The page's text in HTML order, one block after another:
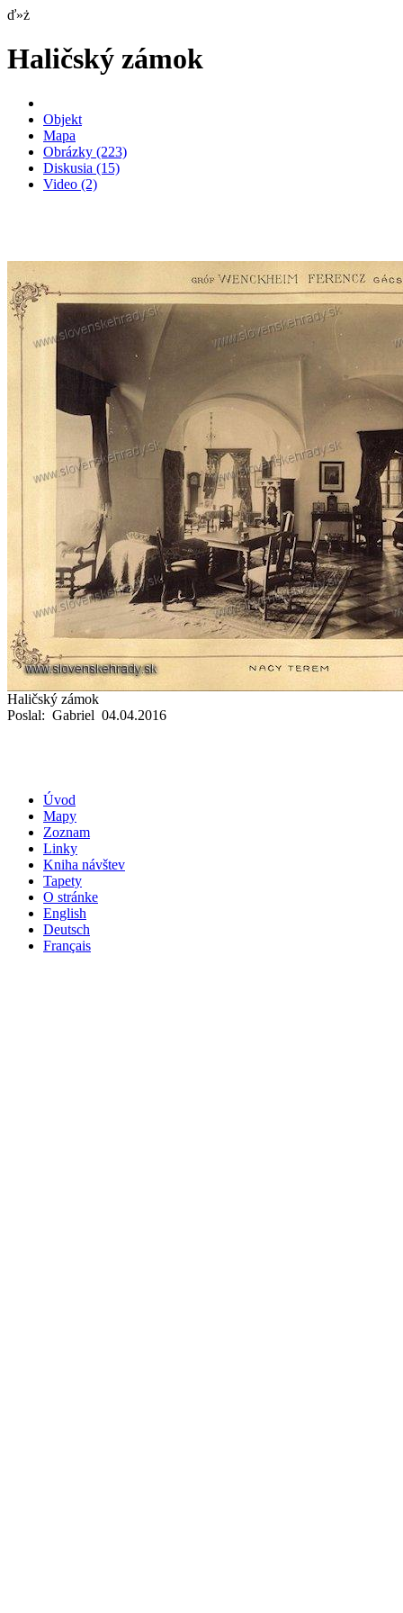
ď»ż
Haličský zámok
Objekt
Mapa
Obrázky (223)
Diskusia (15)
Video (2)
Haličský zámok
Poslal: Gabriel 04.04.2016
Úvod
Mapy
Zoznam
Linky
Kniha návštev
Tapety
O stránke
English
Deutsch
Français